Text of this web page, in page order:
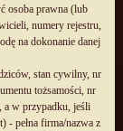
osoba prawna (lub
numery rejestru,
na dokonanie danej
stan cywilny, nr
tożsamości, nr
a w przypadku, jeśli
- pełna firma/nazwa z